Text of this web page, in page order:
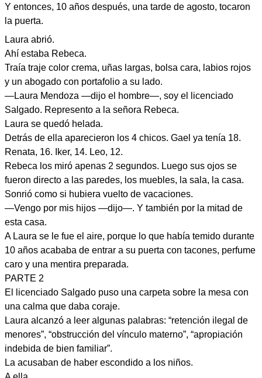
Y entonces, 10 años después, una tarde de agosto, tocaron
la puerta.
Laura abrió.
Ahí estaba Rebeca.
Traía traje color crema, uñas largas, bolsa cara, labios rojos
y un abogado con portafolio a su lado.
—Laura Mendoza —dijo el hombre—, soy el licenciado
Salgado. Represento a la señora Rebeca.
Laura se quedó helada.
Detrás de ella aparecieron los 4 chicos. Gael ya tenía 18.
Renata, 16. Iker, 14. Leo, 12.
Rebeca los miró apenas 2 segundos. Luego sus ojos se
fueron directo a las paredes, los muebles, la sala, la casa.
Sonrió como si hubiera vuelto de vacaciones.
—Vengo por mis hijos —dijo—. Y también por la mitad de
esta casa.
A Laura se le fue el aire, porque lo que había temido durante
10 años acababa de entrar a su puerta con tacones, perfume
caro y una mentira preparada.
PARTE 2
El licenciado Salgado puso una carpeta sobre la mesa con
una calma que daba coraje.
Laura alcanzó a leer algunas palabras: “retención ilegal de
menores”, “obstrucción del vínculo materno”, “apropiación
indebida de bien familiar”.
La acusaban de haber escondido a los niños.